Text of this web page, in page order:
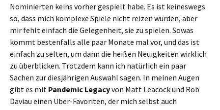
Nominierten keins vorher gespielt habe. Es ist keineswegs
so, dass mich komplexe Spiele nicht reizen würden, aber
mir fehlt einfach die Gelegenheit, sie zu spielen. Sowas
kommt bestenfalls alle paar Monate mal vor, und das ist
einfach zu selten, um dann die heißen Neuigkeiten wirklich
zu überblicken. Trotzdem kann ich natürlich ein paar
Sachen zur diesjährigen Auswahl sagen. In meinen Augen
gibt es mit Pandemic Legacyvon Matt Leacock und Rob
Daviau einen Über-Favoriten, der mich selbst auch